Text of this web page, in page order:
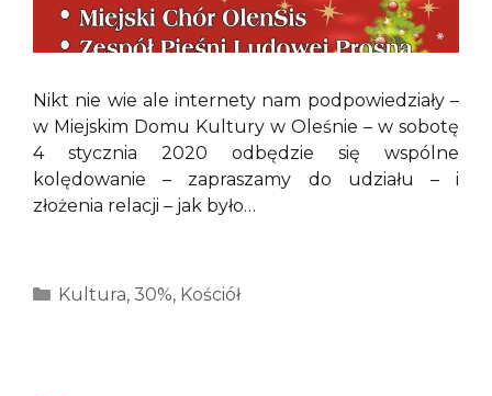
Nikt nie wie ale internety nam podpowiedziały –
w Miejskim Domu Kultury w Oleśnie – w sobotę
4 stycznia 2020 odbędzie się wspólne
kolędowanie – zapraszamy do udziału – i
złożenia relacji – jak było…
Kategorie
Kultura, 30%, Kościół